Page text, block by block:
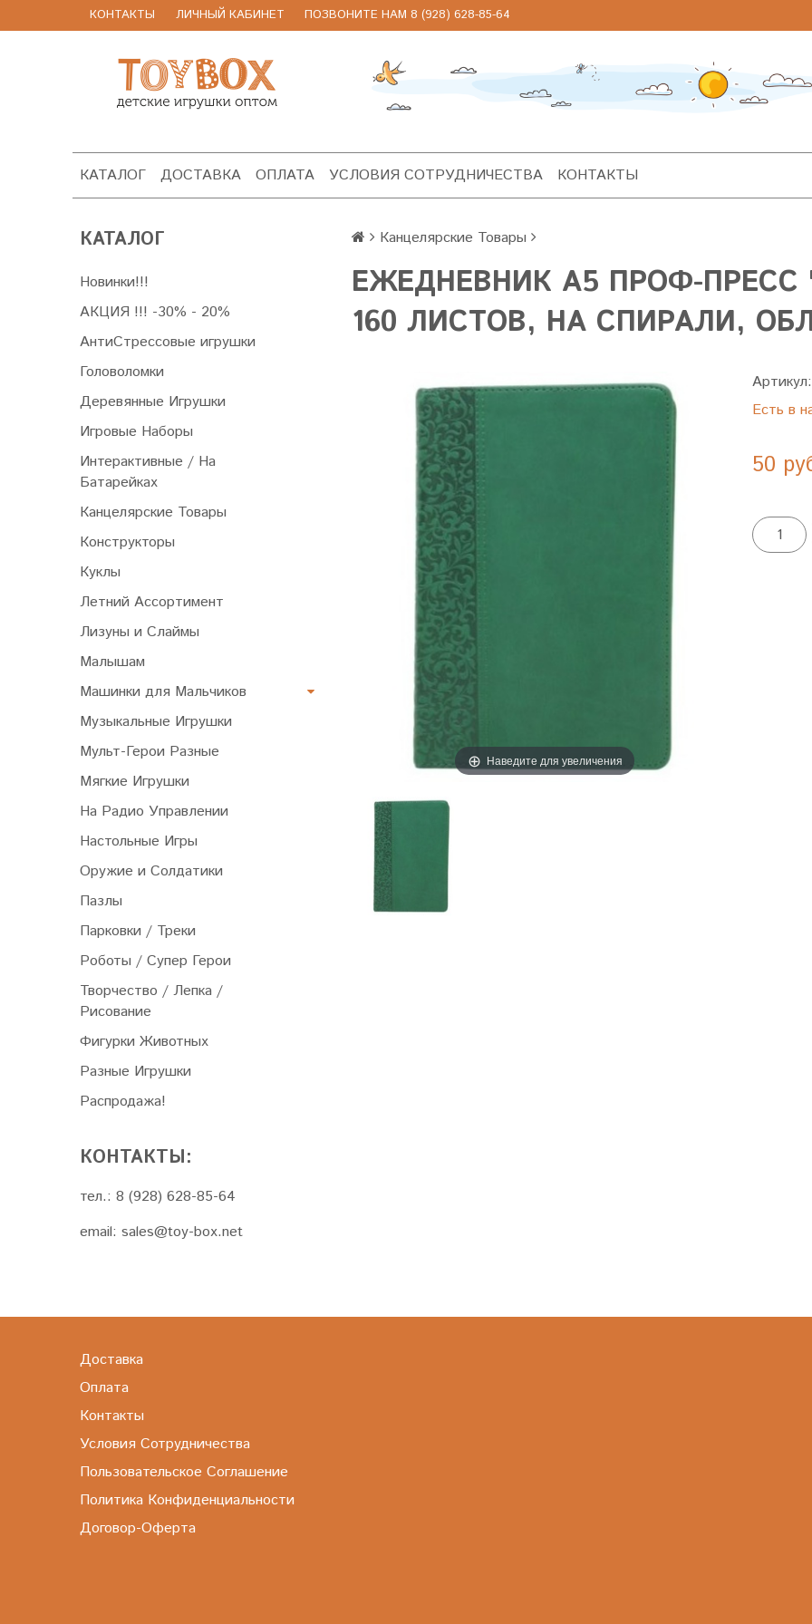
КОНТАКТЫ ЛИЧНЫЙ КАБИНЕТ ПОЗВОНИТЕ НАМ 8 (928) 628-85-64
КАТАЛОГ ДОСТАВКА ОПЛАТА УСЛОВИЯ СОТРУДНИЧЕСТВА КОНТАКТЫ
КАТАЛОГ
Новинки!!!
АКЦИЯ !!! -30% - 20%
АнтиСтрессовые игрушки
Головоломки
Деревянные Игрушки
Игровые Наборы
Интерактивные / На
Батарейках
Канцелярские Товары
Конструкторы
Куклы
Летний Ассортимент
Лизуны и Слаймы
Малышам
Машинки для Мальчиков
Музыкальные Игрушки
Мульт-Герои Разные
Мягкие Игрушки
На Радио Управлении
Настольные Игры
Оружие и Солдатики
Пазлы
Парковки / Треки
Роботы / Супер Герои
Творчество / Лепка /
Рисование
Фигурки Животных
Разные Игрушки
Распродажа!
КОНТАКТЫ:
тел.: 8 (928) 628-85-64
email: sales@toy-box.net
Канцелярские Товары
ЕЖЕДНЕВНИК А5 ПРОФ-
160 ЛИСТОВ, НА СПИРАЛИ,
Наведите для увеличения
Артикул:
Есть в
50
Доставка
Оплата
Контакты
Условия Сотрудничества
Пользовательское Соглашение
Политика Конфиденциальности
Договор-Оферта